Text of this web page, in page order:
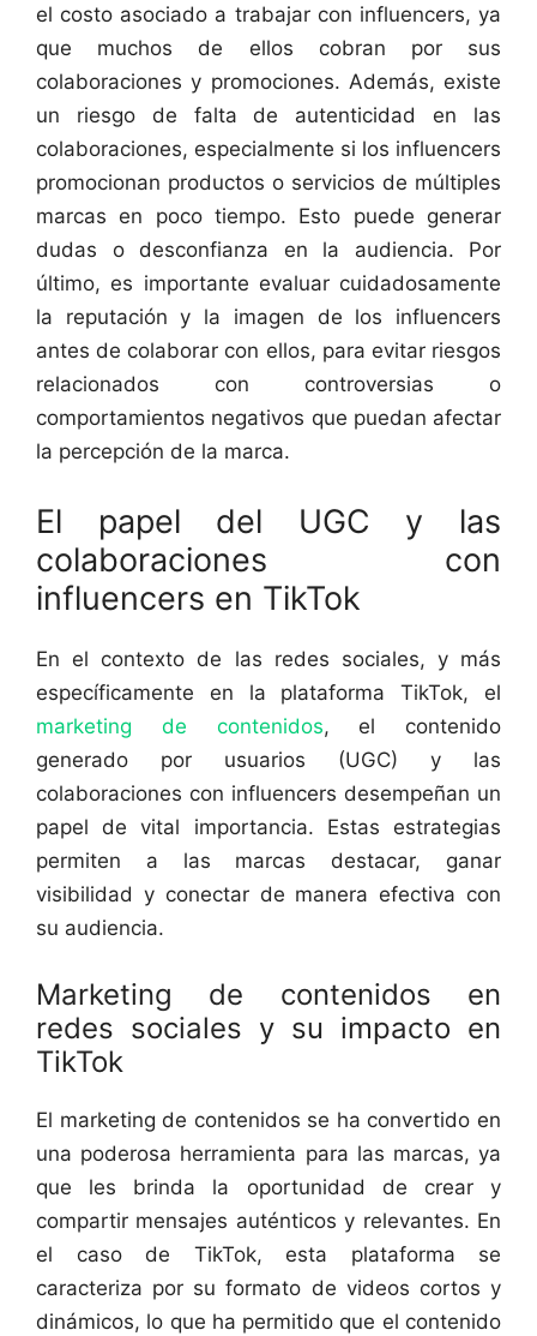
el costo asociado a trabajar con influencers, ya
que muchos de ellos cobran por sus
colaboraciones y promociones. Además, existe
un riesgo de falta de autenticidad en las
colaboraciones, especialmente si los influencers
promocionan productos o servicios de múltiples
marcas en poco tiempo. Esto puede generar
dudas o desconfianza en la audiencia. Por
último, es importante evaluar cuidadosamente
la reputación y la imagen de los influencers
antes de colaborar con ellos, para evitar riesgos
relacionados con controversias o
comportamientos negativos que puedan afectar
la percepción de la marca.
El papel del UGC y las
colaboraciones con
influencers en TikTok
En el contexto de las redes sociales, y más
específicamente en la plataforma TikTok, el
marketing de contenidos, el contenido
generado por usuarios (UGC) y las
colaboraciones con influencers desempeñan un
papel de vital importancia. Estas estrategias
permiten a las marcas destacar, ganar
visibilidad y conectar de manera efectiva con
su audiencia.
Marketing de contenidos en
redes sociales y su impacto en
TikTok
El marketing de contenidos se ha convertido en
una poderosa herramienta para las marcas, ya
que les brinda la oportunidad de crear y
compartir mensajes auténticos y relevantes. En
el caso de TikTok, esta plataforma se
caracteriza por su formato de videos cortos y
dinámicos, lo que ha permitido que el contenido